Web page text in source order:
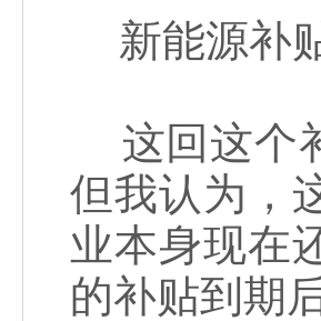
新能源补
这回这个
但我认为，
业本身现在
的补贴到期